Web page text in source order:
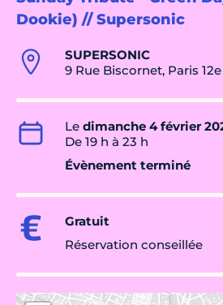
Dookie) // Supersonic
SUPERSONIC
9 Rue Biscornet, Paris 12e
Le dimanche 4 février
De 19 h à 23 h
Évènement terminé
Gratuit
Réservation conseillée